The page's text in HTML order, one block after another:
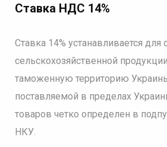
Ставка НДС 14%
Ставка 14% устанавливается
сельскохозяйственной
таможенную территорию
поставляемой в пределах
товаров четко определен в
НКУ.